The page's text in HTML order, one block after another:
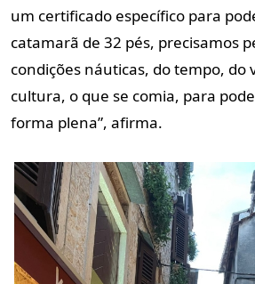
um certificado específico para
catamarã de 32 pés, precisamos
condições náuticas, do tempo, do
cultura, o que se comia, para
forma plena”, afirma.